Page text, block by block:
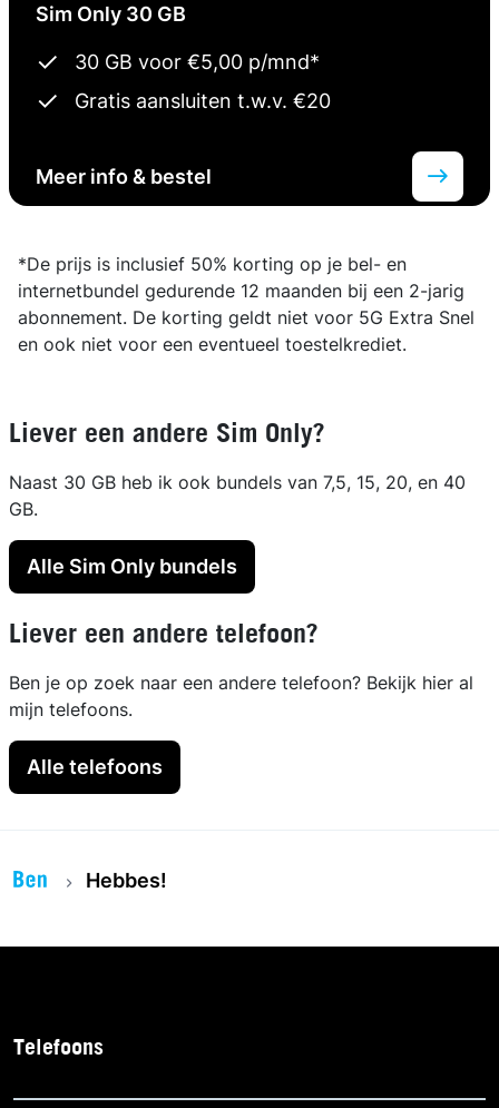
Sim Only 30 GB
30 GB voor €5,00 p/mnd*
Gratis aansluiten t.w.v. €20
Meer info & bestel
*De prijs is inclusief 50% korting op je bel- en
internetbundel gedurende 12 maanden bij een 2-jarig
abonnement. De korting geldt niet voor 5G Extra Snel
en ook niet voor een eventueel toestelkrediet.
Liever een andere Sim Only?
Naast 30 GB heb ik ook bundels van 7,5, 15, 20, en 40
GB.
Alle Sim Only bundels
Liever een andere telefoon?
Ben je op zoek naar een andere telefoon? Bekijk hier al
mijn telefoons.
Alle telefoons
Hebbes!
Telefoons